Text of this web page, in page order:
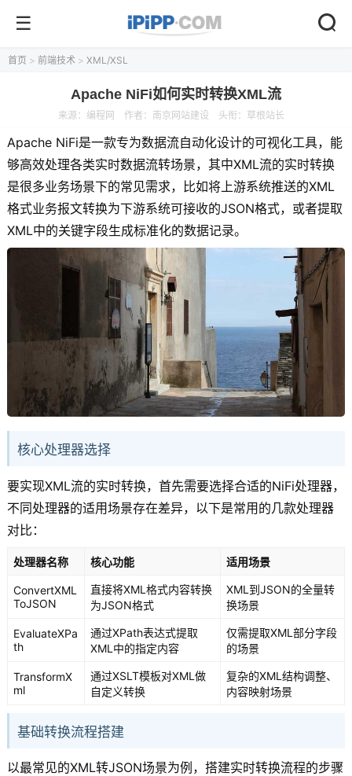
首页 > 前端技术 > XML/XSL
Apache NiFi如何实时转换XML流
来源： 编程网 作者：南京网站建设 头衔：草根站长
Apache NiFi是一款专为数据流自动化设计的可视化工具，能
够高效处理各类实时数据流转场景，其中XML流的实时转换
是很多业务场景下的常见需求，比如将上游系统推送的XML
格式业务报文转换为下游系统可接收的JSON格式，或者提取
XML中的关键字段生成标准化的数据记录。
核心处理器选择
要实现XML流的实时转换，首先需要选择合适的NiFi处理器，
不同处理器的适用场景存在差异，以下是常用的几款处理器
对比：
处理器名称 核心功能 适用场景
ConvertXML
ToJSON
直接将XML格式内容转换
为JSON格式
XML到JSON的全量转
换场景
EvaluateXPa
th
通过XPath表达式提取
XML中的指定内容
仅需提取XML部分字段
的场景
TransformX
ml
通过XSLT模板对XML做
自定义转换
复杂的XML结构调整、
内容映射场景
基础转换流程搭建
以最常见的XML转JSON场景为例，搭建实时转换流程的步骤